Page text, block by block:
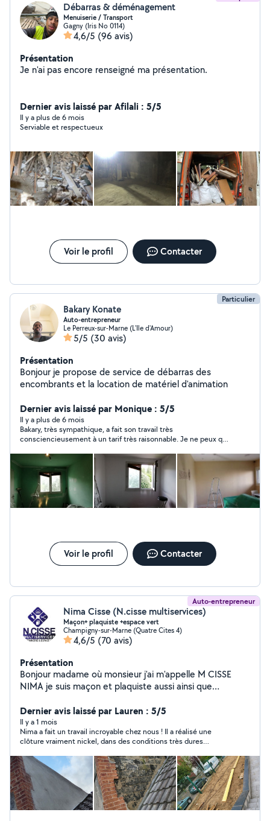
Débarras & déménagement
Menuiserie / Transport
Gagny (Iris No 0114)
4,6/5 (96 avis)
Présentation
Je n'ai pas encore renseigné ma présentation.
Dernier avis laissé par Afilali : 5/5
Il y a plus de 6 mois
Serviable et respectueux
Voir le profil Contacter
Particulier
Bakary Konate
Auto-entrepreneur
Le Perreux-sur-Marne (L'Ile d'Amour)
5/5 (30 avis)
Présentation
Bonjour je propose de service de débarras des
encombrants et la location de matériel d'animation
Dernier avis laissé par Monique : 5/5
Il y a plus de 6 mois
Bakary, très sympathique, a fait son travail très
consciencieusement à un tarif très raisonnable. Je ne peux que
Voir le profil Contacter
Auto-entrepreneur
Nima Cisse (N.cisse multiservices)
Maçon+ plaquiste +espace vert
Champigny-sur-Marne (Quatre Cites 4)
4,6/5 (70 avis)
Présentation
Bonjour madame où monsieur j'ai m'appelle M CISSE
NIMA je suis maçon et plaquiste aussi ainsi que
s'appelle N.CISSE multiservices je vous propose à mes
services en tanque maçon -et plâtrier-plaquiste ainsi
que jardinier paysagiste je suis à votre disposition
n'hésitez surtout pas contacter si besoin au zéro.
Six.quatre-vingt-cinq.quatre-vingts.cinquante-huit.vingt-
neuf
Dernier avis laissé par Lauren : 5/5
Il y a 1 mois
Nima a fait un travail incroyable chez nous ! Il a réalisé une
clôture vraiment nickel, dans des conditions très dures
chantier nettoyé tous les soirs, soucis du détail et du moindre
coût, tarif très attractif, ... que du positif. C'est quelqu'un sur
qui on peut compter tant humainement que
professionnellement et je referais appel à lui pour mes
prochains travaux !